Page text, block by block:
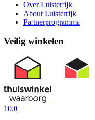
Over Luisterrijk
About Luisterrijk
Partnerprogramma
Veilig winkelen
10.0